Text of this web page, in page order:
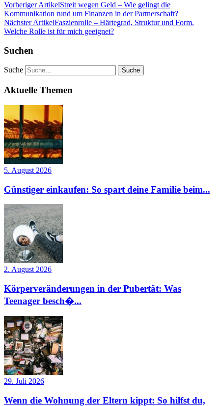
Vorheriger ArtikelStreit wegen Geld – Wie gelingt die
Kommunikation rund um Finanzen in der Partnerschaft?
Nächster ArtikelFaszienrolle – Härtegrad, Struktur und Form.
Welche Rolle ist für mich geeignet?
Suchen
Suche
Aktuelle Themen
5. August 2026
Günstiger einkaufen: So spart deine Familie beim...
2. August 2026
Körperveränderungen in der Pubertät: Was
Teenager besch�...
29. Juli 2026
Wenn die Wohnung der Eltern kippt: So hilfst du,